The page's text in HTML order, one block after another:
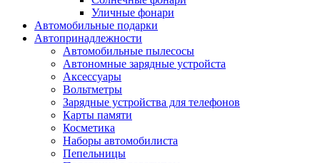
Уличные фонари
Автомобильные подарки
Автопринадлежности
Автомобильные пылесосы
Автономные зарядные устройста
Аксессуары
Вольтметры
Зарядные устройства для телефонов
Карты памяти
Косметика
Наборы автомобилиста
Пепельницы